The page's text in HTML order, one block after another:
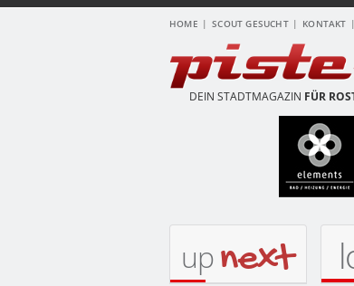
HOME SCOUT GESUCHT KONTAKT
DEIN STADTMAGAZIN FÜR
upnext